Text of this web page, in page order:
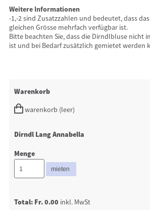
Weitere Informationen
-1,-2 sind Zusatzzahlen und bedeutet, dass
gleichen Grösse mehrfach verfügbar ist.
Bitte beachten Sie, dass die Dirndlbluse nicht
ist und bei Bedarf zusätzlich gemietet werden
Warenkorb
warenkorb (leer)
Dirndl Lang Annabella
Menge
Total: Fr. 0.00 inkl. MwSt